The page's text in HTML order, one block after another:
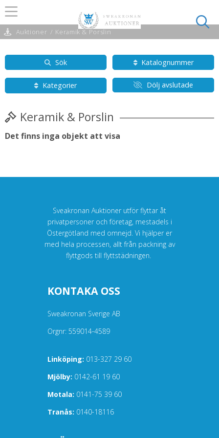
Auktioner / Keramik & Porslin
Sök Katalognummer
Kategorier Dölj avslutade
Keramik & Porslin
Det finns inga objekt att visa
Sveakronan Auktioner utför flyttar åt
privatpersoner och företag, mestadels i
Östergötland med omnejd. Vi hjälper er
med hela processen, allt från packning av
flyttgods till flyttstädningen.
KONTAKA OSS
Sweakronan Sverige AB
Orgnr: 559014-4589
Linköping: 013-327 29 60
Mjölby: 0142-61 19 60
Motala: 0141-75 39 60
Tranås: 0140-18116